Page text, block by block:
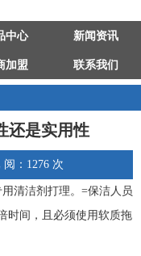
中心 新闻资讯
加盟 联系我们
还是实用性
阅：1276 次
清洁剂打理。=保洁人员
时间，且必须使用软质拖